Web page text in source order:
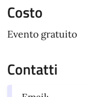
Costo
Evento gratuito
Contatti